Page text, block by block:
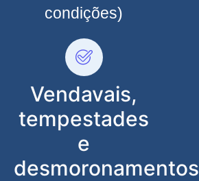
condições)
Vendavais,
tempestades
e
desmoronamentos